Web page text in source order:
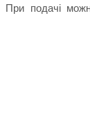
подачі